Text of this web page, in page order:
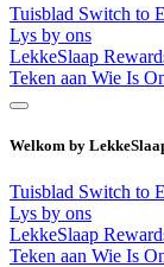
Tuisblad Switch to
Lys by ons
LekkeSlaap
Teken aan Wie Is
Welkom by
Tuisblad Switch to
Lys by ons
LekkeSlaap
Teken aan Wie Is